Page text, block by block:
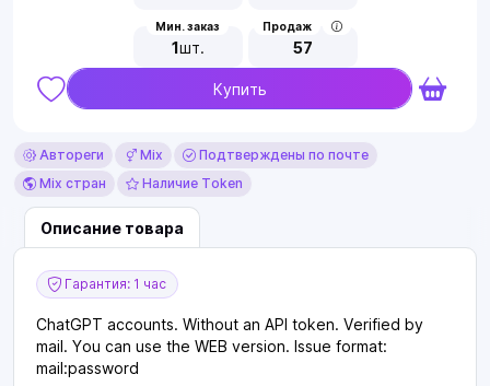
Мин. заказ
1шт.
Продаж
57
Купить
Автореги Mix
Подтверждены по почте
Mix стран
Наличие Token
Описание товара
Гарантия: 1 час
ChatGPT accounts. Without an API token. Verified by
mail. You can use the WEB version. Issue format:
mail:password